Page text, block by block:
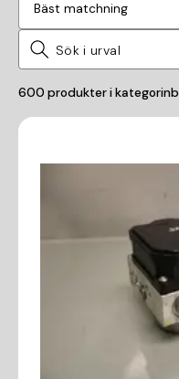
Bäst matchning
600 produkter i kategorin